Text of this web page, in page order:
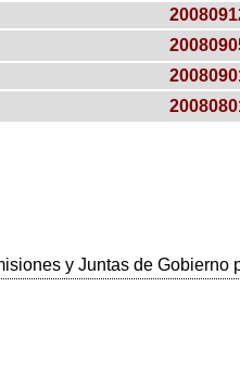
y Juntas de Gobierno